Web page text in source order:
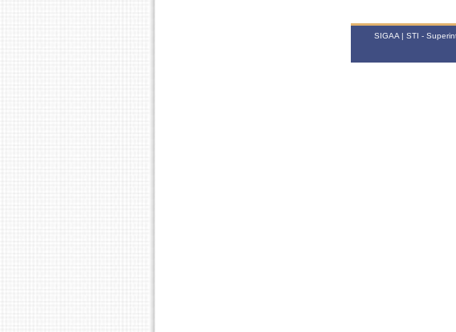
SIGAA | STI -